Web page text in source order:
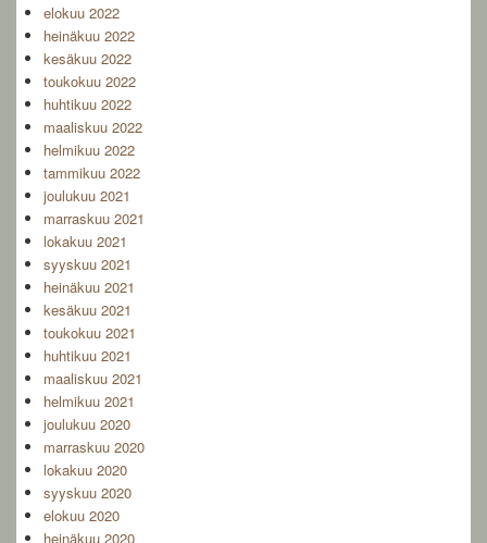
elokuu 2022
heinäkuu 2022
kesäkuu 2022
toukokuu 2022
huhtikuu 2022
maaliskuu 2022
helmikuu 2022
tammikuu 2022
joulukuu 2021
marraskuu 2021
lokakuu 2021
syyskuu 2021
heinäkuu 2021
kesäkuu 2021
toukokuu 2021
huhtikuu 2021
maaliskuu 2021
helmikuu 2021
joulukuu 2020
marraskuu 2020
lokakuu 2020
syyskuu 2020
elokuu 2020
heinäkuu 2020